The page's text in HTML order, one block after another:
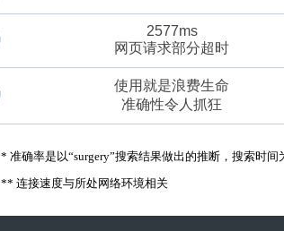
2577ms
网页请求部分超时
使用就是浪费生命
准确性令人抓狂
* 准确率是以“surgery”搜索结果做出的推断，搜索时间
** 连接速度与所处网络环境相关